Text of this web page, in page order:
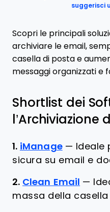
suggerisci
Scopri le principali
archiviare le email,
casella di posta e
messaggi organizzati e
Shortlist dei
l’Archiviazione
1. iManage — Ideale
sicura su email e
2. Clean Email —
massa della